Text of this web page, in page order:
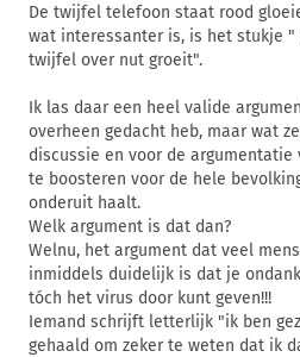
De twijfel telefoon staat rood
wat interessanter is, is het stukje
twijfel over nut groeit".
Ik las daar een heel valide
overheen gedacht heb, maar wat
discussie en voor de argumentatie
te boosteren voor de hele
onderuit haalt.
Welk argument is dat dan?
Welnu, het argument dat veel
inmiddels duidelijk is dat je
tóch het virus door kunt geven!!!
Iemand schrijft letterlijk "ik ben
gehaald om zeker te weten dat ik